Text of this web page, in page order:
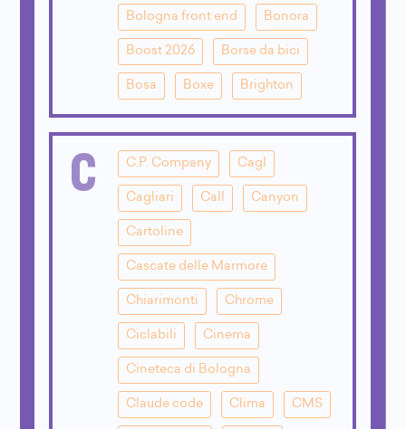
Bologna front end Bonora
Boost 2026 Borse da bici
Bosa Boxe Brighton
C C.P. Company Cagl
Cagliari Call Canyon
Cartoline
Cascate delle Marmore
Chiarimonti Chrome
Ciclabili Cinema
Cineteca di Bologna
Claude code Clima CMS